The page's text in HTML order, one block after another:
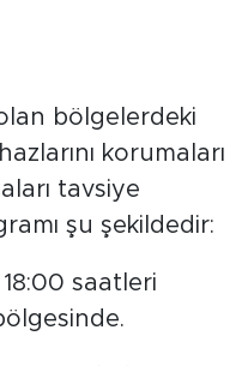
bölgelerdeki
korumaları
tavsiye
şu şekildedir:
saatleri